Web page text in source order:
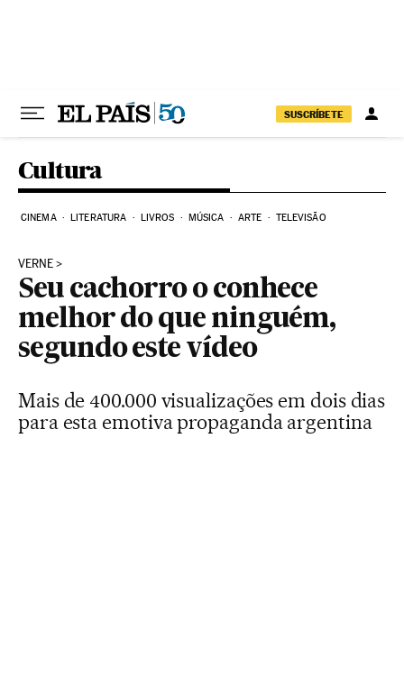
SUSCRÍBETE
Cultura
CINEMA LITERATURA LIVROS MÚSICA ARTE TELEVISÃO
VERNE
Seu cachorro o conhece
melhor do que ninguém,
segundo este vídeo
Mais de 400.000 visualizações em dois dias
para esta emotiva propaganda argentina